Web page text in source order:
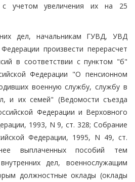
с учетом увеличения их на 25
дел, начальникам ГУВД, УВД
произвести перерасчет
в соответствии с пунктом "б"
Федерации "О пенсионном
военную службу, службу в
и их семей" (Ведомости съезда
Федерации и Верховного
1993, N 9, ст. 328; Собрание
Федерации, 1995, N 49, ст.
выплаченных пособий тем
дел, военнослужащим
должностные оклады (оклады